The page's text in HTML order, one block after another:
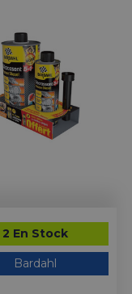
2 En Stock
Bardahl